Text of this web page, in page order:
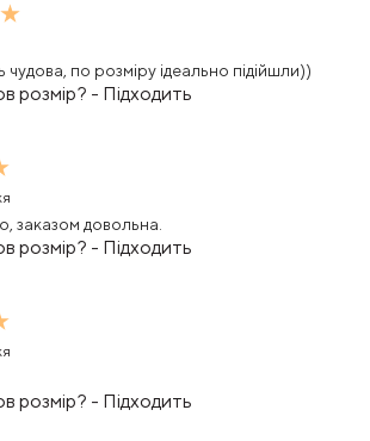
чудова, по розміру ідеально підійшли))
розмір? - Підходить
заказом довольна.
розмір? - Підходить
розмір? - Підходить